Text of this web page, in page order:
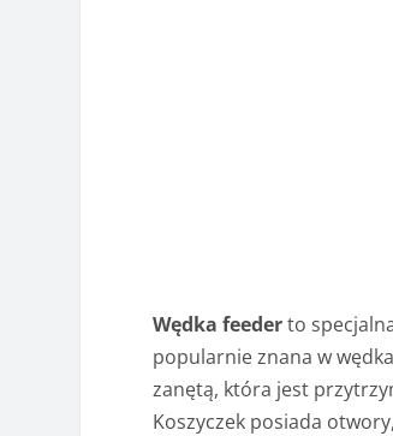
Wędka feederto
popularnie znana w
zanętą, która jest
Koszyczek posiada